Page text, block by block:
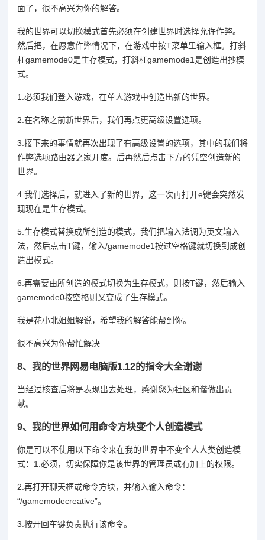
面了，很不高兴为你的解答。
我的世界可以切换模式首先必须在创建世界时选择允许作弊。
然后把，在愿意作弊情况下，在游戏中按T菜单里输入框。打斜
杠gamemode0是生存模式，打斜杠gamemode1是创造出抄模
式。
1.必须我们登入游戏，在单人游戏中创造出新的世界。
2.在名称之前新世界后，我们再点更高级设置选项。
3.接下来的事情就再次出现了有高级设置的选项，其中的我们将
作弊选项路由器之家开度。后再然后点击下方的凭空创造新的
世界。
4.我们选择后，就进入了新的世界，这一次再打开e键会突然发
现现在是生存模式。
5.生存模式替换成所创造的模式，我们把输入法调为英文输入
法，然后点击T键，输入/gamemode1按过空格键就切换到成创
造出模式。
6.再需要由所创造的模式切换为生存模式，则按T键，然后输入
gamemode0按空格则又变成了生存模式。
我是花小北姐姐解说，希望我的解答能帮到你。
很不高兴为你帮忙解决
8、 我的世界网易电脑版1.12的指令大全谢谢
当经过核查后将是表现出去处理，感谢您为社区和谐做出贡
献。
9、 我的世界如何用命令方块变个人创造模式
你是可以不使用以下命令来在我的世界中不变个人人类创造模
式：1.必须，切实保障你是该世界的管理员或有加上的权限。
2.再打开聊天框或命令方块，并输入输入命令：
“/gamemodecreative”。
3.按开回车键负责执行该命令。